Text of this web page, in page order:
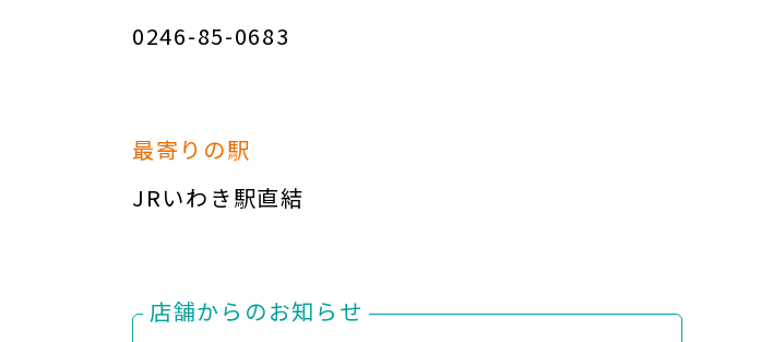
0246-85-0683
最寄りの駅
JRいわき駅直結
店舗からのお知らせ